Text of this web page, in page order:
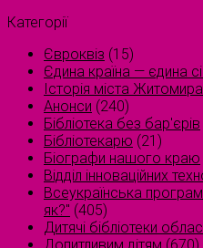
Категорії
Євроквіз (15)
Єдина країна — єдина
Історія міста Житомира
Анонси (240)
Бібліотека без бар'єрів
Бібліотекарю (21)
Біографи нашого краю
Відділ інноваційних
Всеукраїнська
як?" (405)
Дитячі бібліотеки